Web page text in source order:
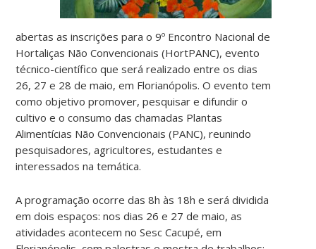
abertas as inscrições para o 9º Encontro Nacional de
Hortaliças Não Convencionais (HortPANC), evento
técnico-científico que será realizado entre os dias
26, 27 e 28 de maio, em Florianópolis. O evento tem
como objetivo promover, pesquisar e difundir o
cultivo e o consumo das chamadas Plantas
Alimentícias Não Convencionais (PANC), reunindo
pesquisadores, agricultores, estudantes e
interessados na temática.
A programação ocorre das 8h às 18h e será dividida
em dois espaços: nos dias 26 e 27 de maio, as
atividades acontecem no Sesc Cacupé, em